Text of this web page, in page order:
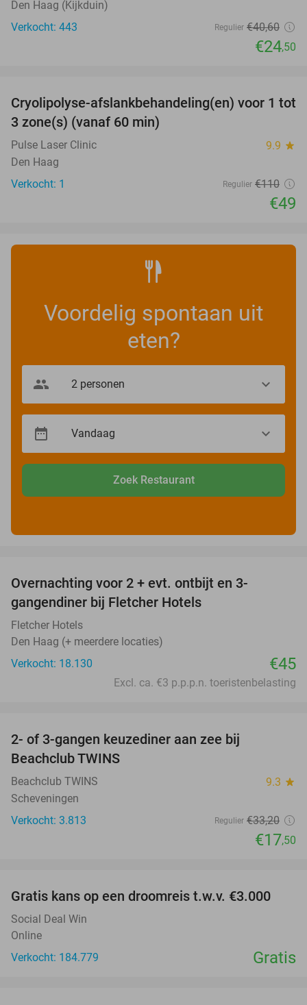
Den Haag (Kijkduin)
Verkocht: 443
Regulier €40,60
€24,50
55%
NEW
TODAY
Cryolipolyse-afslankbehandeling(en) voor 1 tot
3 zone(s) (vanaf 60 min)
Pulse Laser Clinic 9.9 star
Den Haag
Verkocht: 1
Regulier €110
€49
Voordelig spontaan uit
eten?
Zoek Restaurant
Overnachting voor 2 + evt. ontbijt en 3-
gangendiner bij Fletcher Hotels
Fletcher Hotels
Den Haag (+ meerdere locaties)
Verkocht: 18.130
€45
Excl. ca. €3 p.p.p.n. toeristenbelasting
2- of 3-gangen keuzediner aan zee bij
Beachclub TWINS
Beachclub TWINS 9.3 star
Scheveningen
Verkocht: 3.813
Regulier €33,20
€17,50
Gratis kans op een droomreis t.w.v. €3.000
Social Deal Win
Online
Verkocht: 184.779
Gratis